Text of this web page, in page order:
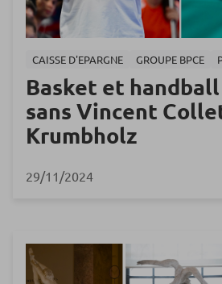
CAISSE D'EPARGNE GROUPE BPCE
Basket et
sans Vincent
Krumbholz
29/11/2024